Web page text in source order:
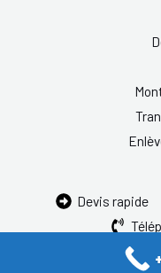
Devis rapide